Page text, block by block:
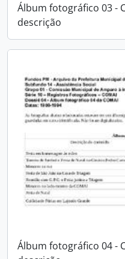
Álbum fotográfico 03 -
descrição
Álbum fotográfico 04 -